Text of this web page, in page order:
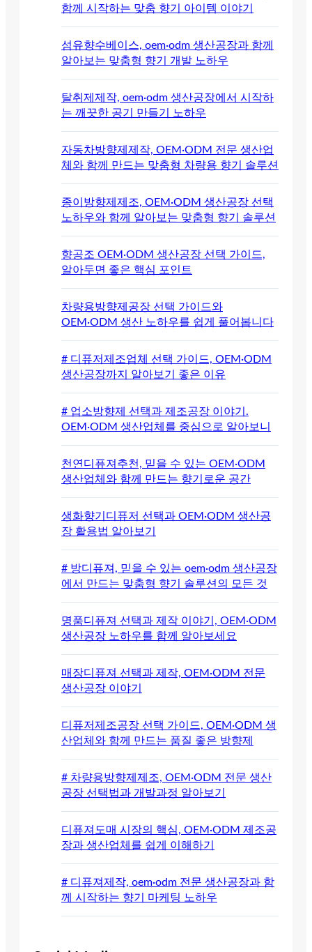
함께 시작하는 맞춤 향기 아이템 이야기
섬유향수베이스, oem·odm 생산공장과 함께
알아보는 맞춤형 향기 개발 노하우
탈취제제작, oem·odm 생산공장에서 시작하
는 깨끗한 공기 만들기 노하우
자동차방향제제작, OEM·ODM 전문 생산업
체와 함께 만드는 맞춤형 차량용 향기 솔루션
종이방향제제조, OEM·ODM 생산공장 선택
노하우와 함께 알아보는 맞춤형 향기 솔루션
향공조 OEM·ODM 생산공장 선택 가이드,
알아두면 좋은 핵심 포인트
차량용방향제공장 선택 가이드와
OEM·ODM 생산 노하우를 쉽게 풀어봅니다
# 디퓨저제조업체 선택 가이드, OEM·ODM
생산공장까지 알아보기 좋은 이유
# 업소방향제 선택과 제조공장 이야기.
OEM·ODM 생산업체를 중심으로 알아보니
천연디퓨져추천, 믿을 수 있는 OEM·ODM
생산업체와 함께 만드는 향기로운 공간
생화향기디퓨저 선택과 OEM·ODM 생산공
장 활용법 알아보기
# 방디퓨져, 믿을 수 있는 oem·odm 생산공장
에서 만드는 맞춤형 향기 솔루션의 모든 것
명품디퓨져 선택과 제작 이야기, OEM·ODM
생산공장 노하우를 함께 알아보세요
매장디퓨져 선택과 제작, OEM·ODM 전문
생산공장 이야기
디퓨저제조공장 선택 가이드, OEM·ODM 생
산업체와 함께 만드는 품질 좋은 방향제
# 차량용방향제제조, OEM·ODM 전문 생산
공장 선택법과 개발과정 알아보기
디퓨져도매 시장의 핵심, OEM·ODM 제조공
장과 생산업체를 쉽게 이해하기
# 디퓨져제작, oem·odm 전문 생산공장과 함
께 시작하는 향기 마케팅 노하우